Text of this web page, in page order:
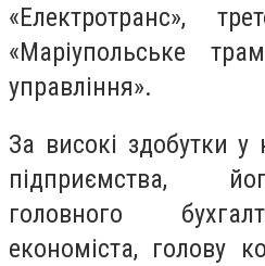
«Електротранс»,
«Маріупольське
управління».
За високі здобутки у
підприємства,
головного
економіста, голову